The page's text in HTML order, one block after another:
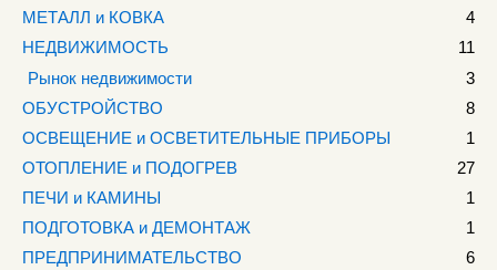
МЕТАЛЛ и КОВКА
4
НЕДВИЖИМОСТЬ
11
Рынок недвижимости
3
ОБУСТРОЙСТВО
8
ОСВЕЩЕНИЕ и ОСВЕТИТЕЛЬНЫЕ ПРИБОРЫ
1
ОТОПЛЕНИЕ и ПОДОГРЕВ
27
ПЕЧИ и КАМИНЫ
1
ПОДГОТОВКА и ДЕМОНТАЖ
1
ПРЕДПРИНИМАТЕЛЬСТВО
6